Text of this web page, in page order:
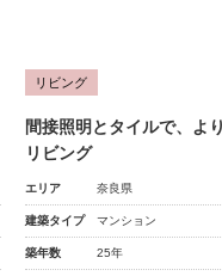
リビング
間接照明とタイルで、よ
リビング
エリア 奈良県
建築タイプ マンション
築年数 25年